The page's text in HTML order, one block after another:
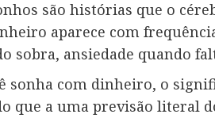
são histórias que o
aparece com
sobra, ansiedade quando
sonha com dinheiro, o
que a uma previsão literal